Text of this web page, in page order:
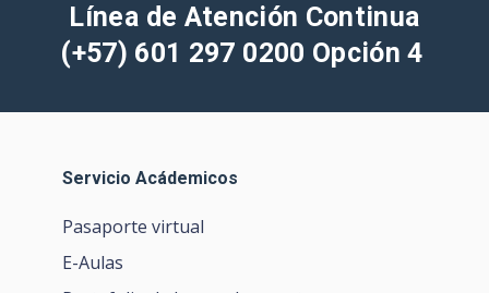
Línea de Atención Continua
(+57) 601 297 0200 Opción 4
Servicio Acádemicos
Pasaporte virtual
E-Aulas